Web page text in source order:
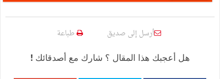
أرسل إلى صديق طباعة
هل أعجبك هذا المقال ؟ شارك مع أصدقائك !